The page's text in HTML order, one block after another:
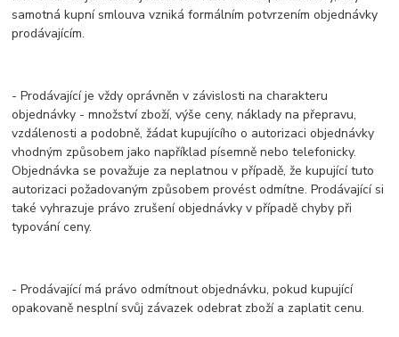
samotná kupní smlouva vzniká formálním potvrzením objednávky
prodávajícím.
- Prodávající je vždy oprávněn v závislosti na charakteru
objednávky - množství zboží, výše ceny, náklady na přepravu,
vzdálenosti a podobně, žádat kupujícího o autorizaci objednávky
vhodným způsobem jako například písemně nebo telefonicky.
Objednávka se považuje za neplatnou v případě, že kupující tuto
autorizaci požadovaným způsobem provést odmítne. Prodávající si
také vyhrazuje právo zrušení objednávky v případě chyby při
typování ceny.
- Prodávající má právo odmítnout objednávku, pokud kupující
opakovaně nesplní svůj závazek odebrat zboží a zaplatit cenu.